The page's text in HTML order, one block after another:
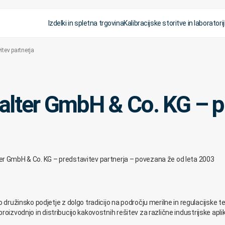
Izdelki in spletna trgovinaKalibracijske storitve in laboratorij
partnerja
GmbH & Co. KG –
GmbH & Co. KG – predstavitev partnerja – povezana že od leta 2003
družinsko podjetje z dolgo tradicijo na področju merilne in regulacijske
in distribucijo kakovostnih rešitev za različne industrijske